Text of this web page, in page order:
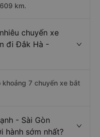
km.
chuyến xe
đi Đắk Hà -
khoảng 7 chuyến xe bắt
- Sài Gòn
hành sớm nhất?